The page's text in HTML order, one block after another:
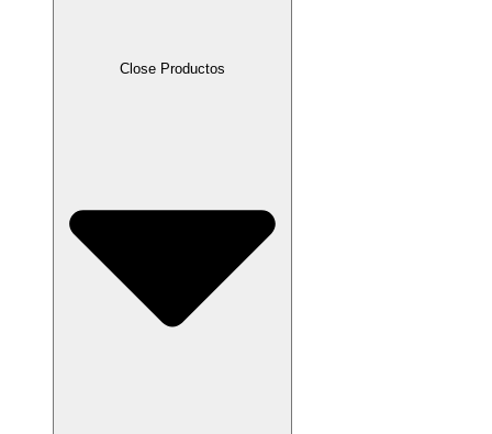
Close Productos